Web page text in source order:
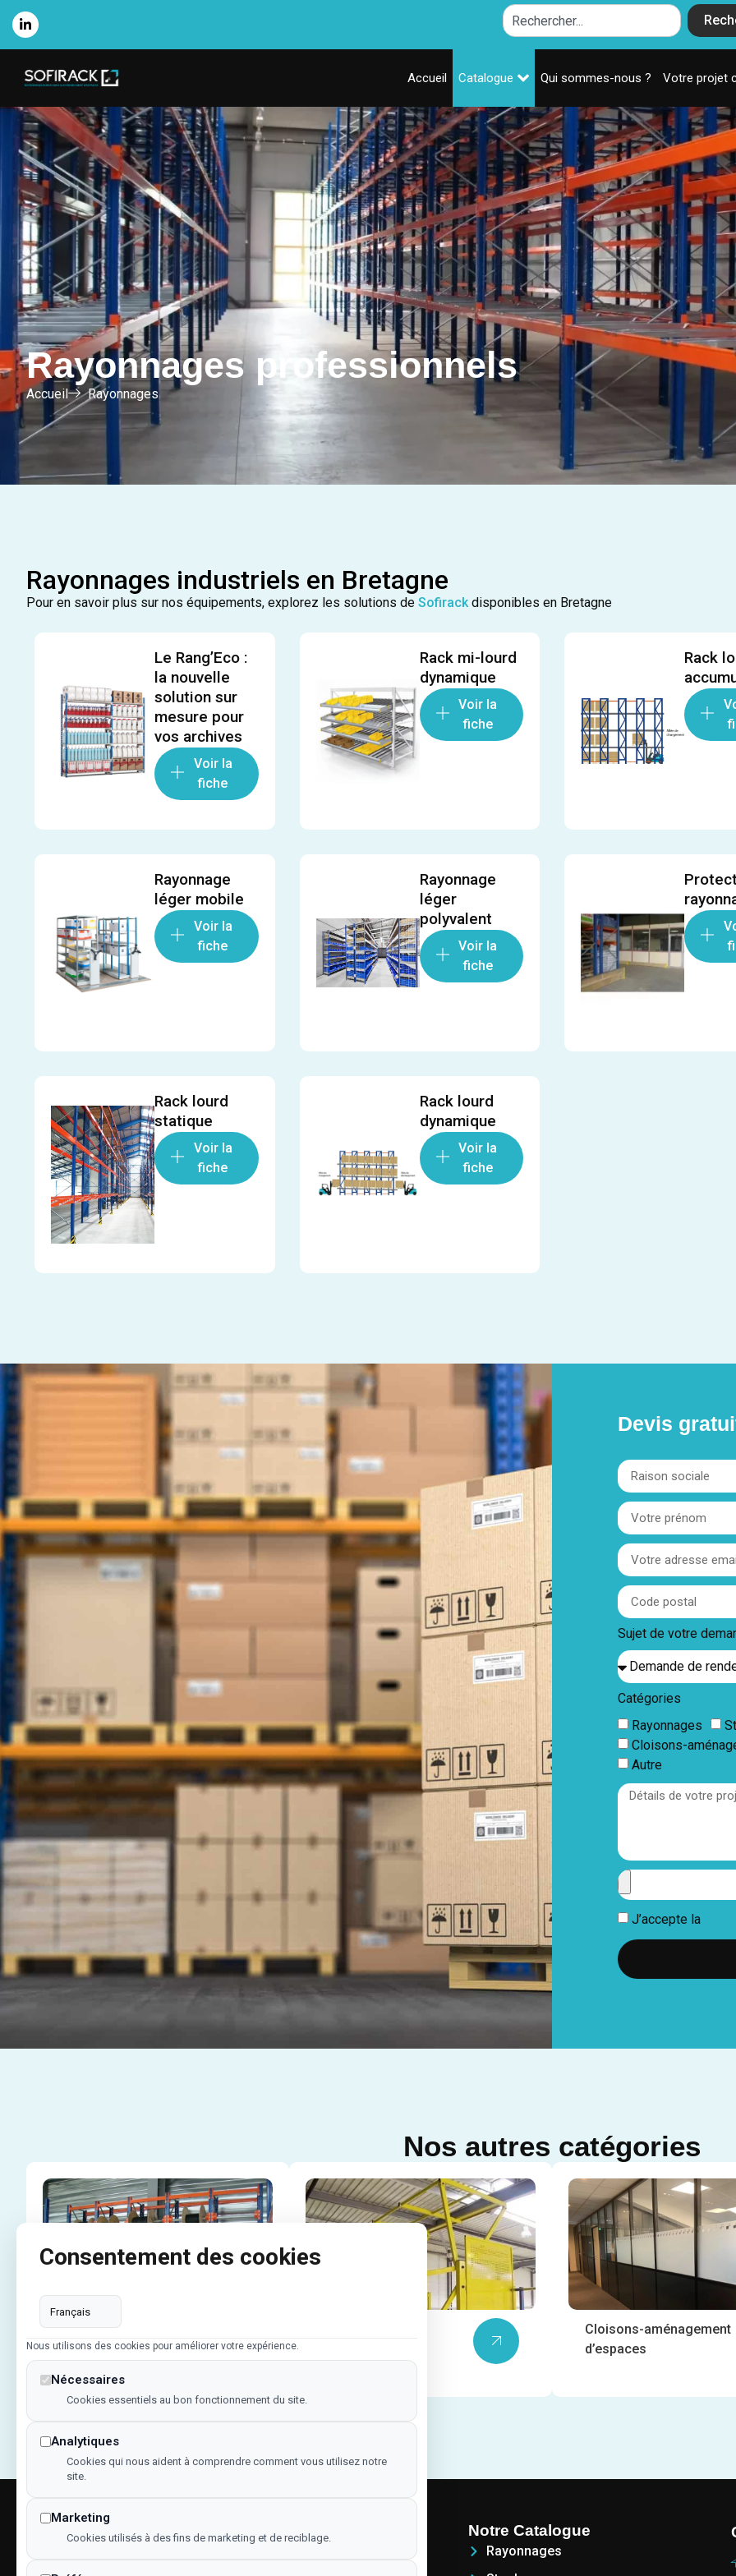
Accueil Catalogue Qui sommes-nous ? Votre projet
Rayonnages professionnels
Accueil Rayonnages
Rayonnages industriels en Bretagne
Pour en savoir plus sur nos équipements, explorez les solutions de Sofirackdisponibles en Bretagne
Le Rang’Eco :
la nouvelle
solution sur
mesure pour
vos archives
Voir la
fiche
Rack mi-lourd
dynamique
Voir la
fiche
Rack
Rayonnage
léger mobile
Voir la
fiche
Rayonnage
léger
polyvalent
Voir la
fiche
Rack lourd
statique
Voir la
fiche
Rack lourd
dynamique
Voir la
fiche
Devis
Sujet de votre
Catégories
Rayonnages
Cloisons-
Autre
J’accepte la
Nos autres catégories
Stockage
Cloisons-aménagement
d’espaces
Notre Catalogue
Rayonnages
Consentement des cookies
Nous utilisons des cookies pour améliorer votre expérience.
Nécessaires
Cookies essentiels au bon fonctionnement du site.
Analytiques
Cookies qui nous aident à comprendre comment vous utilisez notre
site.
Marketing
Cookies utilisés à des fins de marketing et de reciblage.